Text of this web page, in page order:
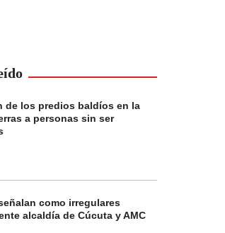
de los predios baldíos en la
a personas sin ser
como irregulares
alcaldía de Cúcuta y AMC